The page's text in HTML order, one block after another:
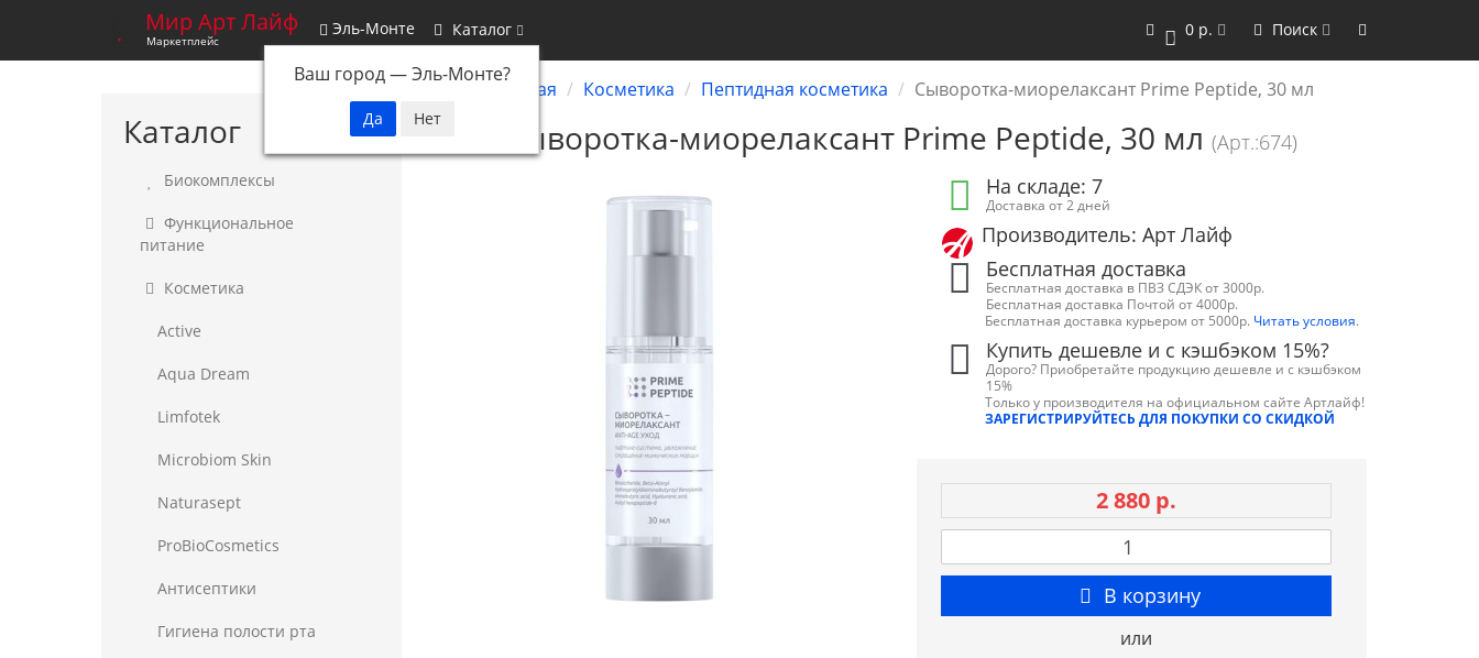
Мир Арт Лайф
Маркетплейс
Эль-Монте
Ваш город —Эль-Монте?
Каталог 0 0 р. Поиск
Каталог
Биокомплексы
Функциональное
питание
Косметика
Active
Aqua Dream
Limfotek
Microbiom Skin
Naturasept
ProBioCosmetics
Антисептики
Гигиена полости рта
Главная Косметика Пептидная косметика Сыворотка-миорелаксант Prime Peptide, 30 мл
Сыворотка-миорелаксант Prime Peptide, 30 мл(Арт.:674)
На складе: 7
Доставка от 2 дней
Производитель: Арт Лайф
Бесплатная доставка
Бесплатная доставка в ПВЗ СДЭК от 3000р.
Бесплатная доставка Почтой от 4000р.
Бесплатная доставка курьером от 5000р. Читать условия.
Купить дешевле и с кэшбэком 15%?
Дорого? Приобретайте продукцию дешевле и с кэшбэком
15%
Только у производителя на официальном сайте Артлайф!
ЗАРЕГИСТРИРУЙТЕСЬ ДЛЯ ПОКУПКИ СО СКИДКОЙ
2 880 р.
В корзину
или